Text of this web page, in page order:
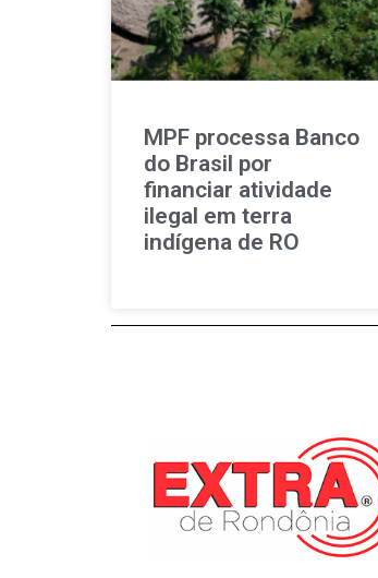
MPF processa Banco
do Brasil por
financiar atividade
ilegal em terra
indígena de RO